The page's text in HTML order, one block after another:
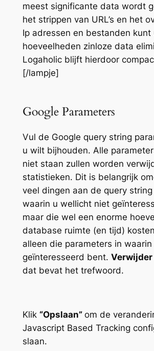
meest significante data wordt
het strippen van URL’s en het
Ip adressen en bestanden kunt
hoeveelheden zinloze data
Logaholic blijft hierdoor
[/lampje]
Google Parameters
Vul de Google query string
u wilt bijhouden. Alle
niet staan zullen worden
statistieken. Dit is belangrijk
veel dingen aan de query
waarin u wellicht niet
maar die wel een enorme
database ruimte (en tijd)
alleen die parameters in waarin
geïnteresseerd bent. Verwijder
dat bevat het trefwoord.
Klik “Opslaan” om de
Javascript Based Tracking
slaan.